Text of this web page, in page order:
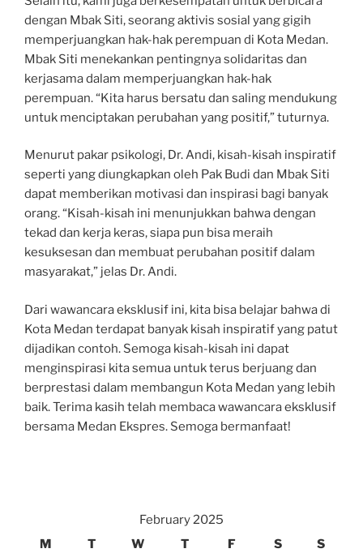
dengan Mbak Siti, seorang aktivis sosial yang gigih
memperjuangkan hak-hak perempuan di Kota Medan.
Mbak Siti menekankan pentingnya solidaritas dan
kerjasama dalam memperjuangkan hak-hak
perempuan. “Kita harus bersatu dan saling mendukung
untuk menciptakan perubahan yang positif,” tuturnya.
Menurut pakar psikologi, Dr. Andi, kisah-kisah inspiratif
seperti yang diungkapkan oleh Pak Budi dan Mbak Siti
dapat memberikan motivasi dan inspirasi bagi banyak
orang. “Kisah-kisah ini menunjukkan bahwa dengan
tekad dan kerja keras, siapa pun bisa meraih
kesuksesan dan membuat perubahan positif dalam
masyarakat,” jelas Dr. Andi.
Dari wawancara eksklusif ini, kita bisa belajar bahwa di
Kota Medan terdapat banyak kisah inspiratif yang patut
dijadikan contoh. Semoga kisah-kisah ini dapat
menginspirasi kita semua untuk terus berjuang dan
berprestasi dalam membangun Kota Medan yang lebih
baik. Terima kasih telah membaca wawancara eksklusif
bersama Medan Ekspres. Semoga bermanfaat!
February 2025
M
T W T F S S